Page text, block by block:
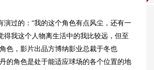
过的：“我的这个角色有点风尘，还有一
我这个人物离生活中的我比较远，但至
色，影片出品方博纳影业总裁于冬也
的角色是处于能适应球场的各个位置的地